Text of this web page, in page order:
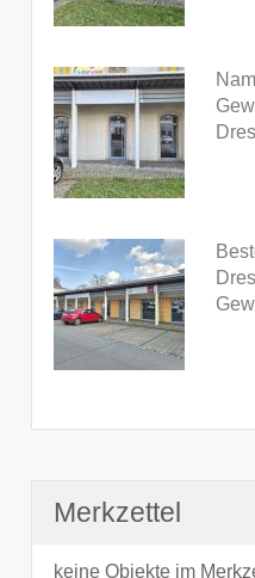
Merkzettel
keine Objekte im